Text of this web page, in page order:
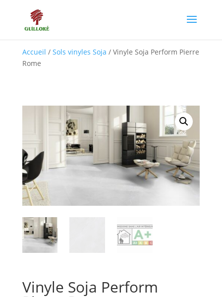
Accueil / Sols vinyles Soja / Vinyle Soja Perform Pierre
Rome
Vinyle Soja Perform